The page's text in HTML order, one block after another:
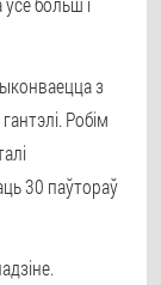
з
Робім
30 паўтораў